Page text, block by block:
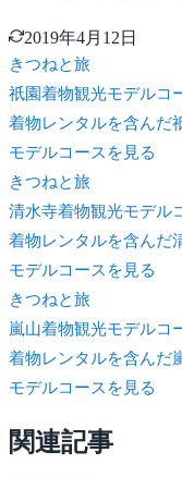
2019年4月12日
きつねと旅
祇園着物観光モデルコ
着物レンタルを含んだ
モデルコースを見る
きつねと旅
清水寺着物観光モデル
着物レンタルを含んだ
モデルコースを見る
きつねと旅
嵐山着物観光モデルコ
着物レンタルを含んだ
モデルコースを見る
関連記事